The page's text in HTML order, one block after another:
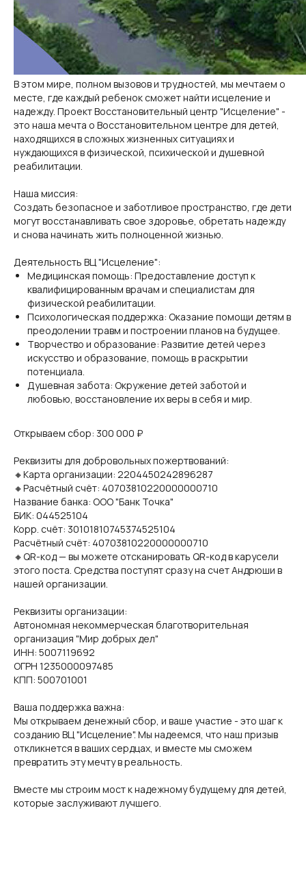
В этом мире, полном вызовов и трудностей, мы мечтаем о
месте, где каждый ребенок сможет найти исцеление и
надежду. Проект Восстановительный центр "Исцеление" -
это наша мечта о Восстановительном центре для детей,
находящихся в сложных жизненных ситуациях и
нуждающихся в физической, психической и душевной
реабилитации.
Наша миссия:
Создать безопасное и заботливое пространство, где дети
могут восстанавливать свое здоровье, обретать надежду
и снова начинать жить полноценной жизнью.
Деятельность ВЦ "Исцеление":
Медицинская помощь: Предоставление доступ к
квалифицированным врачам и специалистам для
физической реабилитации.
Психологическая поддержка: Оказание помощи детям в
преодолении травм и построении планов на будущее.
Творчество и образование: Развитие детей через
искусство и образование, помощь в раскрытии
потенциала.
Душевная забота: Окружение детей заботой и
любовью, восстановление их веры в себя и мир.
Открываем сбор: 300 000 ₽
Реквизиты для добровольных пожертвований:
🔸Карта организации: 2204450242896287
🔸Расчётный счёт: 40703810220000000710
Название банка: ООО "Банк Точка"
БИК: 044525104
Корр. счёт: 30101810745374525104
Расчётный счёт: 40703810220000000710
🔸QR-код — вы можете отсканировать QR-код в карусели
этого поста. Средства поступят сразу на счет Андрюши в
нашей организации.
Реквизиты организации:
Автономная некоммерческая благотворительная
организация "Мир добрых дел"
ИНН: 5007119692
ОГРН 1235000097485
КПП: 500701001
Ваша поддержка важна:
Мы открываем денежный сбор, и ваше участие - это шаг к
созданию ВЦ "Исцеление". Мы надеемся, что наш призыв
откликнется в ваших сердцах, и вместе мы сможем
превратить эту мечту в реальность.
Вместе мы строим мост к надежному будущему для детей,
которые заслуживают лучшего.